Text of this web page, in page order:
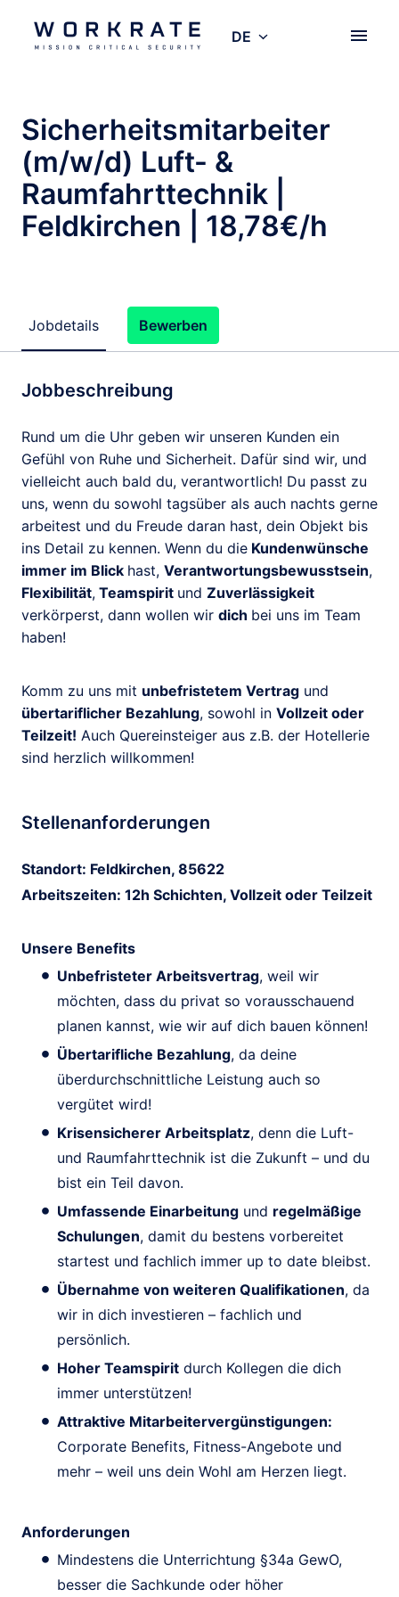
Inhalt
springenStartseite DE
Sicherheitsmitarbeiter
(m/w/d) Luft- &
Raumfahrttechnik |
Feldkirchen | 18,78€/h
Jobdetails Bewerben
Jobbeschreibung
Rund um die Uhr geben wir unseren Kunden ein
Gefühl von Ruhe und Sicherheit. Dafür sind wir, und
vielleicht auch bald du, verantwortlich! Du passt zu
uns, wenn du sowohl tagsüber als auch nachts gerne
arbeitest und du Freude daran hast, dein Objekt bis
ins Detail zu kennen. Wenn du die Kundenwünsche
immer im Blick hast, Verantwortungsbewusstsein,
Flexibilität, Teamspirit und Zuverlässigkeit
verkörperst, dann wollen wir dich bei uns im Team
haben!
Komm zu uns mit unbefristetem Vertrag und
übertariflicher Bezahlung, sowohl in Vollzeit oder
Teilzeit! Auch Quereinsteiger aus z.B. der Hotellerie
sind herzlich willkommen!
Stellenanforderungen
Standort: Feldkirchen, 85622
Arbeitszeiten: 12h Schichten, Vollzeit oder Teilzeit
Unsere Benefits
Unbefristeter Arbeitsvertrag, weil wir
möchten, dass du privat so vorausschauend
planen kannst, wie wir auf dich bauen können!
Übertarifliche Bezahlung, da deine
überdurchschnittliche Leistung auch so
vergütet wird!
Krisensicherer Arbeitsplatz, denn die Luft-
und Raumfahrttechnik ist die Zukunft – und du
bist ein Teil davon.
Umfassende Einarbeitung und regelmäßige
Schulungen, damit du bestens vorbereitet
startest und fachlich immer up to date bleibst.
Übernahme von weiteren Qualifikationen, da
wir in dich investieren – fachlich und
persönlich.
Hoher Teamspirit durch Kollegen die dich
immer unterstützen!
Attraktive Mitarbeitervergünstigungen:
Corporate Benefits, Fitness-Angebote und
mehr – weil uns dein Wohl am Herzen liegt.
Anforderungen
Mindestens die Unterrichtung §34a GewO,
besser die Sachkunde oder höher